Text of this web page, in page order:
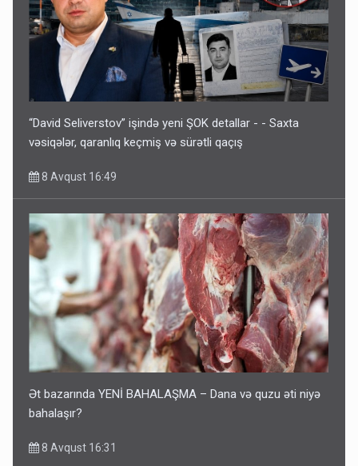
“David Seliverstov” işində yeni ŞOK detallar - - Saxta
vəsiqələr, qaranlıq keçmiş və sürətli qaçış
8 Avqust 16:49
Ət bazarında YENİ BAHALAŞMA – Dana və quzu əti niyə
bahalaşır?
8 Avqust 16:31